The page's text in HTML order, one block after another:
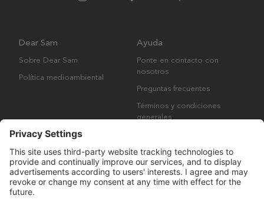
Dear Sam
Sobre Dear Sam
Política medioambiental
Ayuda
Ponte en contacto con
nosotros
Preguntas frecuentes
Términos y condiciones
generales
Derechos de autor © Many Brands AB 2023. Todos los derechos